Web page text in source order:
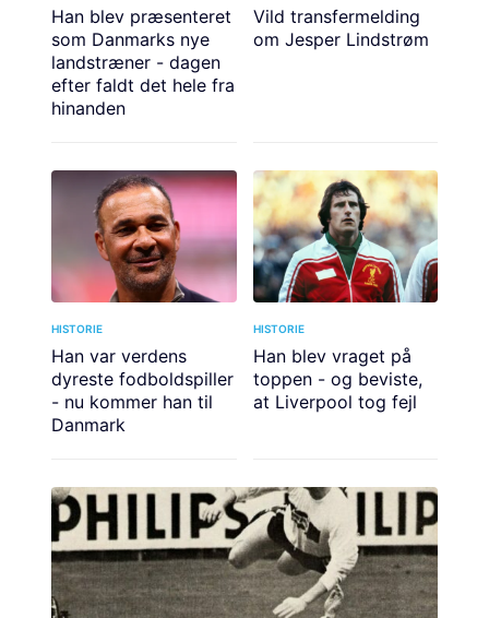
Han blev præsenteret
som Danmarks nye
landstræner - dagen
efter faldt det hele fra
hinanden
Vild transfermelding
om Jesper Lindstrøm
HISTORIE
Han var verdens
dyreste fodboldspiller
- nu kommer han til
Danmark
HISTORIE
Han blev vraget på
toppen - og beviste,
at Liverpool tog fejl